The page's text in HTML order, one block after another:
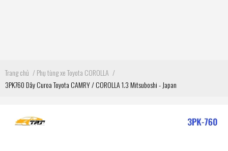
Trang chủ /Phụ tùng xe Toyota COROLLA /
3PK760 Dây Curoa Toyota CAMRY / COROLLA 1.3 Mitsuboshi - Japan